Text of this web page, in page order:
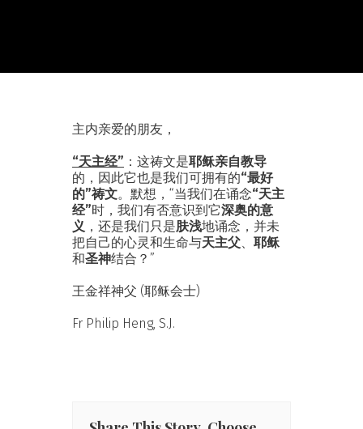
主内亲爱的朋友，
“天主经” ：这祷文是耶稣亲自教导
的，因此它也是我们可拥有的“最好
的”祷文。默想，“当我们在诵念“天主
经”时，我们有否意识到它深奥的意
义 ，还是我们只是肤浅地诵念，并未
把自己的心灵和生命与天主父、 耶稣
和圣神结合？”
王金祥神父 (耶稣会士)
Fr Philip Heng, S.J.